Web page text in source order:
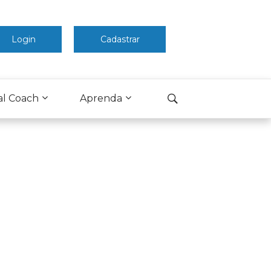
Login Cadastrar
Coach Aprenda